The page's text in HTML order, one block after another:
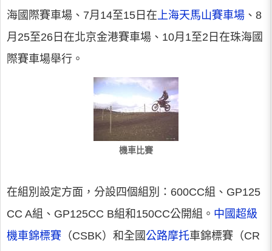
海國際賽車場、7月14至15日在上海天馬山賽車場 、8
月25至26日在北京金港賽車場、10月1至2日在珠海國
際賽車場舉行。
機車比賽
在組別設定方面，分設四個組別：600CC組、GP125
CC A組、GP125CC B組和150CC公開組。 中國超級
機車錦標賽 （CSBK）和全國公路摩托車錦標賽（CR